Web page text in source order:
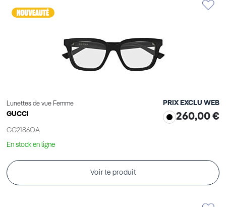
Lunettes de vue Femme
GUCCI
GG2186OA
PRIX EXCLU WEB
260,00 €
En stock en ligne
Voir le produit